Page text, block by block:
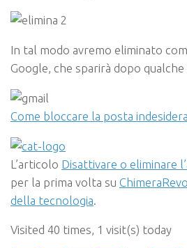
In tal modo avremo eliminato
Google, che sparirà dopo
Come bloccare la posta
L’articolo Disattivare o eliminare
per la prima volta su
della tecnologia
Visited 40 times, 1 visit(s) today